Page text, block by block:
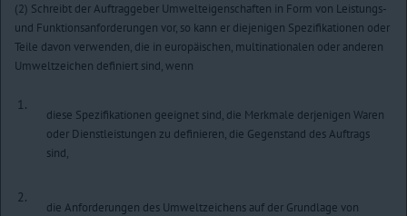
(2) Schreibt der Auftraggeber Umwelteigenschaften in Form von Leistungs-
und Funktionsanforderungen vor, so kann er diejenigen Spezifikationen oder
Teile davon verwenden, die in europäischen, multinationalen oder anderen
Umweltzeichen definiert sind, wenn
1.
diese Spezifikationen geeignet sind, die Merkmale derjenigen Waren
oder Dienstleistungen zu definieren, die Gegenstand des Auftrags
sind,
2.
die Anforderungen des Umweltzeichens auf der Grundlage von